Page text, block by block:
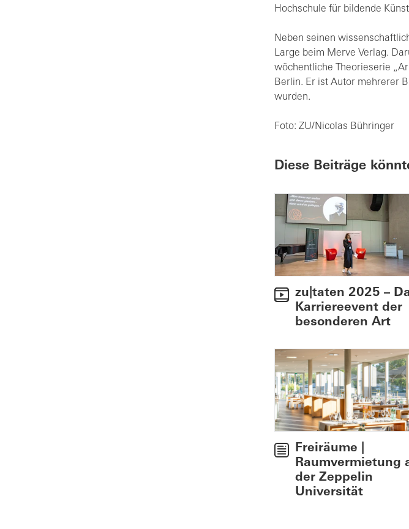
Hochschule für bildende
Neben seinen
Large beim Merve Verlag.
wöchentliche Theorieserie
Berlin. Er ist Autor mehrerer
wurden.
Foto: ZU/Nicolas Bühringer
Diese Beiträge
zu|taten 2025 –
Karriereevent der
besonderen Art
Freiräume |
Raumvermietung
der Zeppelin
Universität